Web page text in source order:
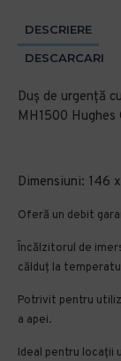
DESCRIERE
DESCARCARI
Duș de urgență
MH1500 Hughes
Dimensiuni: 146
Oferă un debit
Încălzitorul de
călduț la
Potrivit pentru
a apei.
Ideal pentru locații